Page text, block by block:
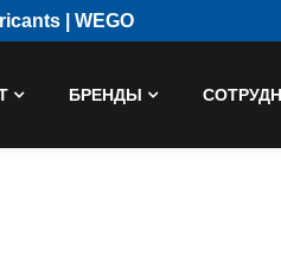
| WEGO
БРЕНДЫ